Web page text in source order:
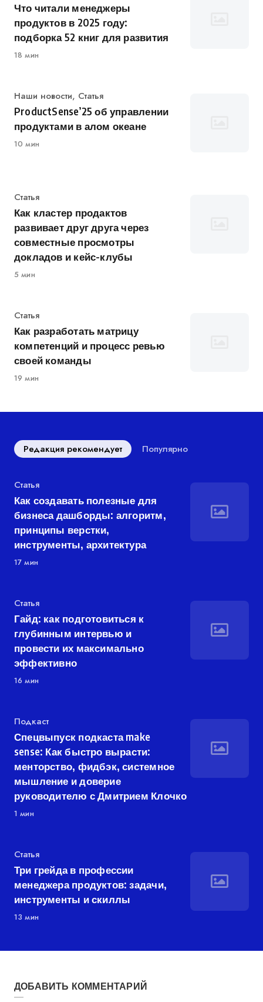
Что читали менеджеры
продуктов в 2025 году:
подборка 52 книг для развития
18 мин
Категория
Наши новости, Статья
ProductSense’25 об управлении
продуктами в алом океане
10 мин
Категория
Статья
Как кластер продактов
развивает друг друга через
совместные просмотры
докладов и кейс-клубы
5 мин
Категория
Статья
Как разработать матрицу
компетенций и процесс ревью
своей команды
19 мин
Редакция рекомендует Популярно
Категория
Статья
Как создавать полезные для
бизнеса дашборды: алгоритм,
принципы верстки,
инструменты, архитектура
17 мин
Категория
Статья
Гайд: как подготовиться к
глубинным интервью и
провести их максимально
эффективно
16 мин
Категория
Подкаст
Спецвыпуск подкаста make
sense: Как быстро вырасти:
менторство, фидбэк, системное
мышление и доверие
руководителю с Дмитрием Клочко
1 мин
Категория
Статья
Три грейда в профессии
менеджера продуктов: задачи,
инструменты и скиллы
13 мин
ДОБАВИТЬ КОММЕНТАРИЙ